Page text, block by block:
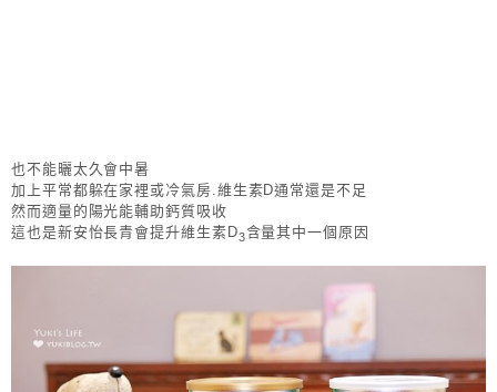
也不能曬太久會中暑
加上平常都躲在家裡或冷氣房.維生素D通常還是不足
然而適量的陽光能輔助鈣質吸收
這也是新安怡長青會提升維生素D3含量其中一個原因